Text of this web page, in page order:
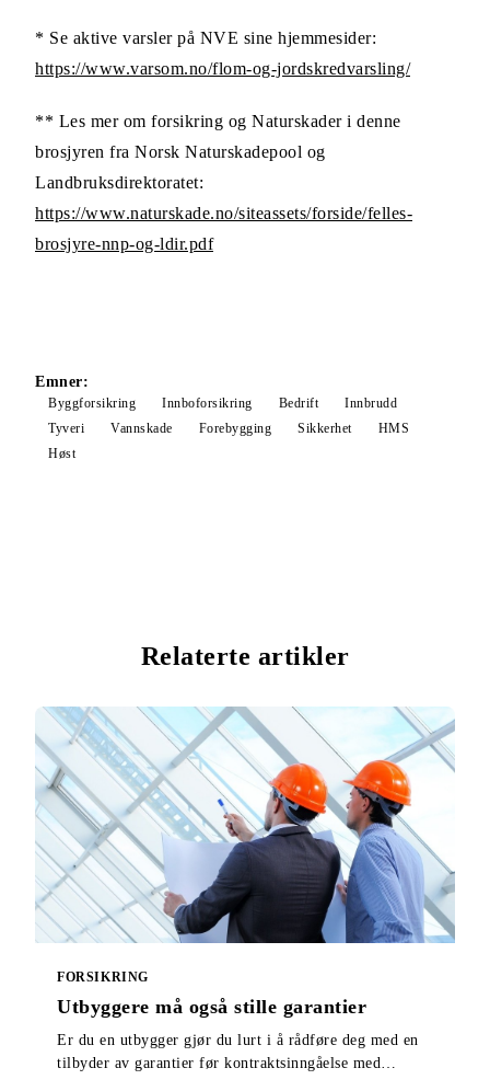
* Se aktive varsler på NVE sine hjemmesider:
https://www.varsom.no/flom-og-jordskredvarsling/
** Les mer om forsikring og Naturskader i denne
brosjyren fra Norsk Naturskadepool og
Landbruksdirektoratet:
https://www.naturskade.no/siteassets/forside/felles-
brosjyre-nnp-og-ldir.pdf
Emner:
Byggforsikring Innboforsikring Bedrift
Innbrudd
Tyveri
Vannskade Forebygging Sikkerhet
HMS
Høst
Relaterte artikler
FORSIKRING
Utbyggere må også stille garantier
Er du en utbygger gjør du lurt i å rådføre deg med en
tilbyder av garantier før kontraktsinngåelse med